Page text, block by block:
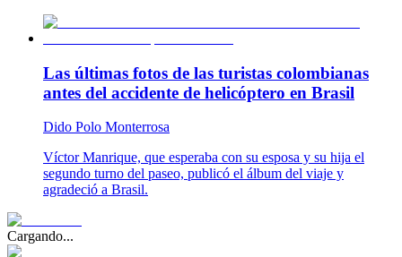
Las últimas fotos de las turistas colombianas
antes del accidente de helicóptero en Brasil
Dido Polo Monterrosa
Víctor Manrique, que esperaba con su esposa y su hija el
segundo turno del paseo, publicó el álbum del viaje y
agradeció a Brasil.
Cargando...